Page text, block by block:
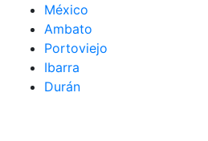
México
Ambato
Portoviejo
Ibarra
Durán